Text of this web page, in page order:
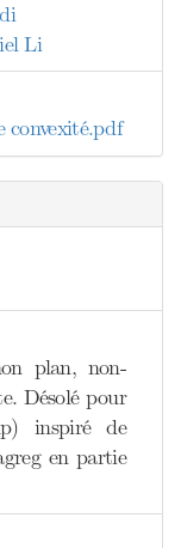
Li
plan, non-
Désolé pour
inspiré de
en partie